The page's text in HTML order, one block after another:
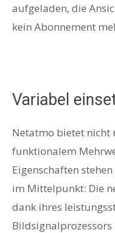
aufgeladen, die
kein Abonnement
Variabel
Netatmo bietet nicht
funktionalem
Eigenschaften
im Mittelpunkt: Die
dank ihres
Bildsignalprozessors